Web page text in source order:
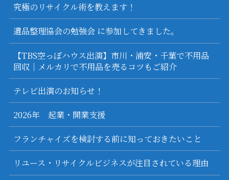
究極のリサイクル術を教えます！
遺品整理協会の勉強会 に参加してきました。
【TBS空っぽハウス出演】市川・浦安・千葉で不用品
回収｜メルカリで不用品を売るコツもご紹介
テレビ出演のお知らせ！
2026年 起業・開業支援
フランチャイズを検討する前に知っておきたいこと
リユース・リサイクルビジネスが注目されている理由